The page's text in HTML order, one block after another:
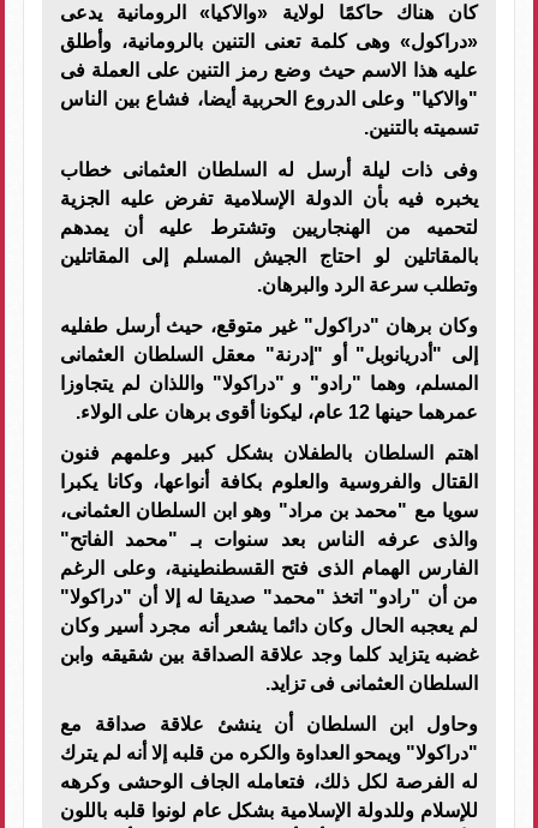
كان هناك حاكمًا لولاية «والاكيا» الرومانية يدعى
«دراكول» وهى كلمة تعنى التنين بالرومانية، وأطلق
عليه هذا الاسم حيث وضع رمز التنين على العملة فى
"والاكيا" وعلى الدروع الحربية أيضا، فشاع بين الناس
تسميته بالتنين.
وفى ذات ليلة أرسل له السلطان العثمانى خطاب
يخبره فيه بأن الدولة الإسلامية تفرض عليه الجزية
لتحميه من الهنجاريين وتشترط عليه أن يمدهم
بالمقاتلين لو احتاج الجيش المسلم إلى المقاتلين
وتطلب سرعة الرد والبرهان.
وكان برهان "دراكول" غير متوقع، حيث أرسل طفليه
إلى "أدريانوبل" أو "إدرنة" معقل السلطان العثمانى
المسلم، وهما "رادو" و "دراكولا" واللذان لم يتجاوزا
عمرهما حينها 12 عام، ليكونا أقوى برهان على الولاء.
اهتم السلطان بالطفلان بشكل كبير وعلمهم فنون
القتال والفروسية والعلوم بكافة أنواعها، وكانا يكبرا
سويا مع "محمد بن مراد" وهو ابن السلطان العثمانى،
والذى عرفه الناس بعد سنوات بـ "محمد الفاتح"
الفارس الهمام الذى فتح القسطنطينية، وعلى الرغم
من أن "رادو" اتخذ "محمد" صديقا له إلا أن "دراكولا"
لم يعجبه الحال وكان دائما يشعر أنه مجرد أسير وكان
غضبه يتزايد كلما وجد علاقة الصداقة بين شقيقه وابن
السلطان العثمانى فى تزايد.
وحاول ابن السلطان أن ينشئ علاقة صداقة مع
"دراكولا" ويمحو العداوة والكره من قلبه إلا أنه لم يترك
له الفرصة لكل ذلك، فتعامله الجاف الوحشى وكرهه
للإسلام وللدولة الإسلامية بشكل عام لونوا قلبه باللون